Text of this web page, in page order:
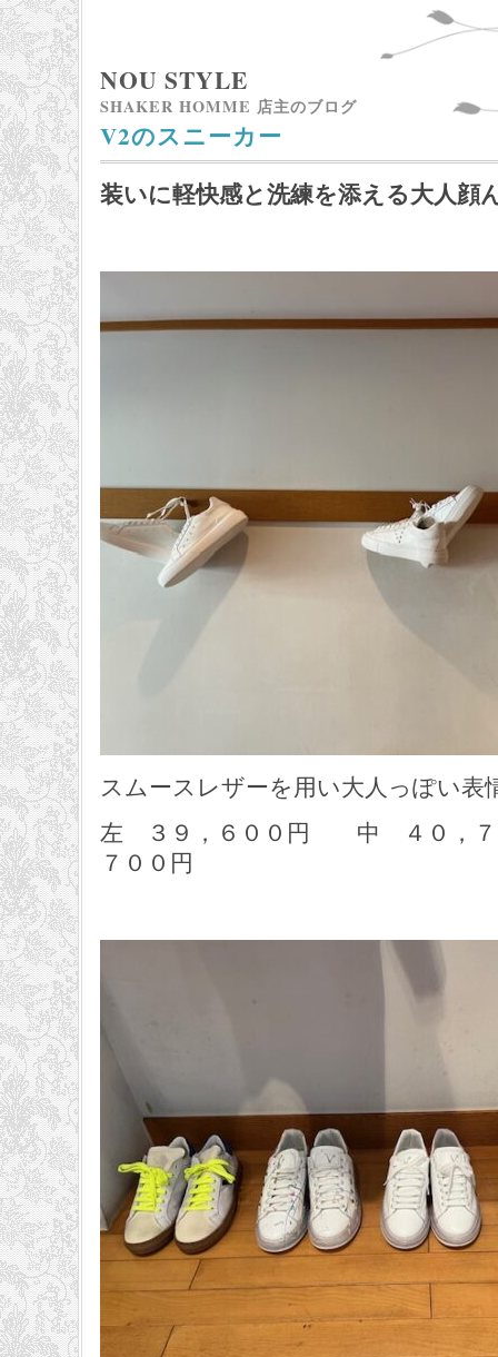
NOU STYLE
SHAKER HOMME 店主のブログ
V2のスニーカー
装いに軽快感と洗練を添える大人顔
スムースレザーを用い大人っぽい表
左 ３９，６００円 中 ４０，
７００円